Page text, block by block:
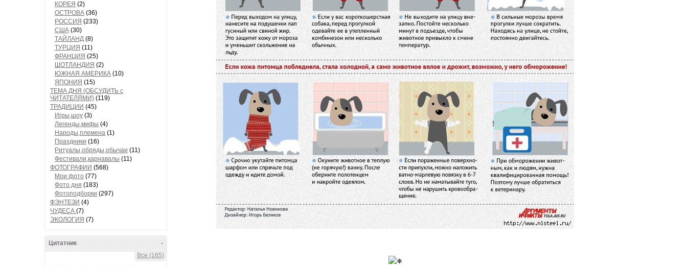
КОРЕЯ (2)
ОСТРОВА (36)
РОССИЯ (233)
США (30)
ТАЙЛАНД (8)
ТУРЦИЯ (11)
ФРАНЦИЯ (25)
ШОТЛАНДИЯ (2)
ЮЖНАЯ АМЕРИКА (10)
ЯПОНИЯ (15)
ТЕМА ДНЯ (ОБСУДИТЬ с
ЧИТАТЕЛЯМИ) (119)
ТРАДИЦИИ (45)
Игры,шоу (3)
Легенды,мифы (4)
Народы,племена (1)
Праздники (16)
Ритуалы,обряды,обычаи (11)
Фестивали,карнавалы (11)
ФОТОГРАФИИ (568)
Мои фото (77)
Фото дня (183)
Фотоподборки (297)
ФЭНТЕЗИ (4)
ЧУДЕСА (7)
ЭКОЛОГИЯ (7)
-
Цитатник
Все (165)